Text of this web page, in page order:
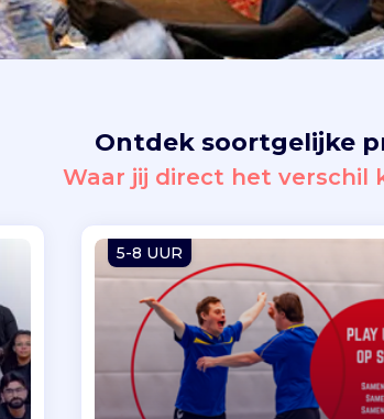
Ontdek soortgelijke
Waar jij direct het verschil
5-8 UUR